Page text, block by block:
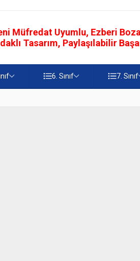
Müfredat Uyumlu, Ezberi
Tasarım, Paylaşılabilir
6. Sınıf 7. Sınıf